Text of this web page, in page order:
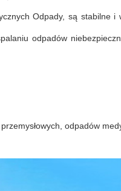
Odpady, są
odpadów
odpadów